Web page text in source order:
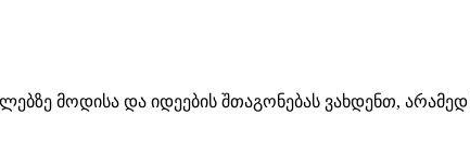
მოდისა და იდეების შთაგონებას ვახდენთ,